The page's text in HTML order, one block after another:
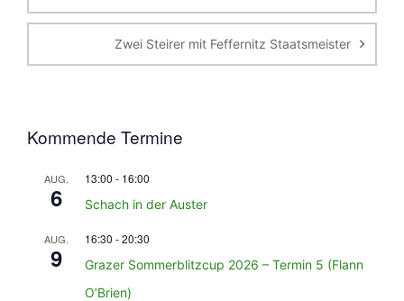
Zwei Steirer mit Feffernitz Staatsmeister
Kommende Termine
AUG.
6
13:00 - 16:00
Schach in der Auster
AUG.
9
16:30 -20:30
Grazer Sommerblitzcup 2026 – Termin 5 (Flann
O’Brien)